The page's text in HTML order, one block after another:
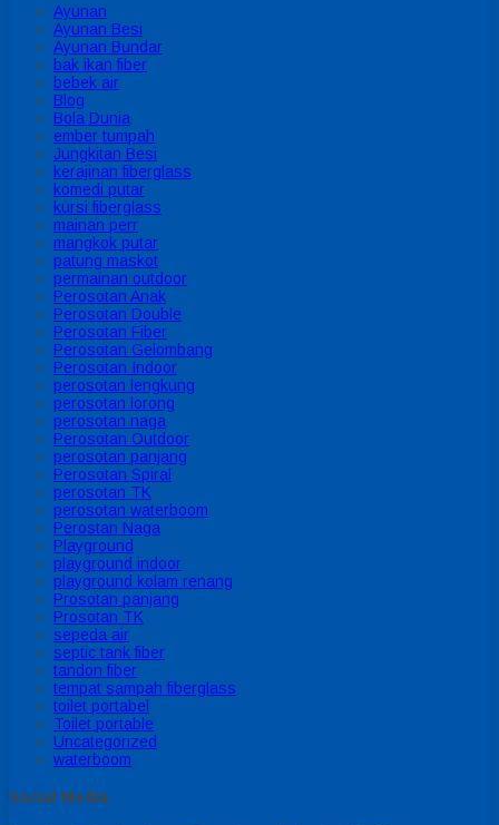
Ayunan
Ayunan Besi
Ayunan Bundar
bak ikan fiber
bebek air
Blog
Bola Dunia
ember tumpah
Jungkitan Besi
kerajinan fiberglass
komedi putar
kursi fiberglass
mainan perr
mangkok putar
patung maskot
permainan outdoor
Perosotan Anak
Perosotan Double
Perosotan Fiber
Perosotan Gelombang
Perosotan Indoor
perosotan lengkung
perosotan lorong
perosotan naga
Perosotan Outdoor
perosotan panjang
Perosotan Spiral
perosotan TK
perosotan waterboom
Perostan Naga
Playground
playground indoor
playground kolam renang
Prosotan panjang
Prosotan TK
sepeda air
septic tank fiber
tandon fiber
tempat sampah fiberglass
toilet portabel
Toilet portable
Uncategorized
waterboom
Social Media